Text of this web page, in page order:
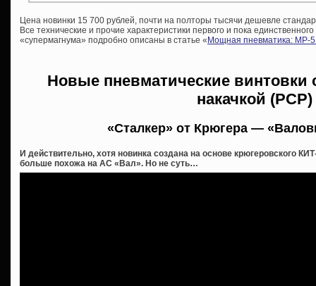
Цена новинки 15 700 рублей, почти на полторы тысячи дешевле
Все технические и прочие характеристики первого и пока
«супермагнума» подробно описаны в статье «Мощная пневматика: МР-
Новые пневматические винтовки
накачкой (PCP)
«Сталкер» от Крюгера —
И действительно, хотя новинка создана на основе крюгеровского
больше похожа на АС «Вал». Но не суть…